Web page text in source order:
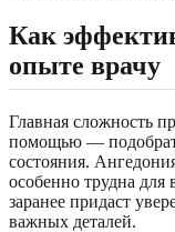
Как
опыте врачу
Главная сложность
помощью —
состояния.
особенно трудна для
заранее придаст
важных деталей.